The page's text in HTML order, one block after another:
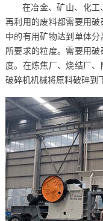
在冶金、矿山、化工
再利用的废料都需要用
中的有用矿物达到单体
所要求的粒度。需要用
度。在炼焦厂、烧结厂
破碎机机械将原料破碎到